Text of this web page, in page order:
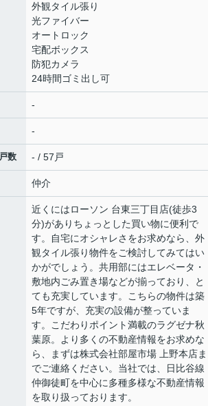
外観タイル張り
光ファイバー
オートロック
宅配ボックス
防犯カメラ
24時間ゴミ出し可
-
-
数 - / 57戸
仲介
近くにはローソン 台東三丁目店(徒歩3
分)がありちょっとした買い物に便利で
す。自宅にオシャレさをお求めなら、外
観タイル張り物件をご検討してみてはい
かがでしょう。共用部にはエレベータ・
敷地内ごみ置き場などが揃っており、と
ても充実しています。こちらの物件は築
5年ですが、充実の設備が整っていま
す。こだわりポイント満載のラグゼナ秋
葉原。より多くの不動産情報をお求めな
ら、まずは株式会社部屋市場 上野本店ま
でご連絡ください。当社では、日比谷線
仲御徒町を中心に多種多様な不動産情報
を取り扱っております。